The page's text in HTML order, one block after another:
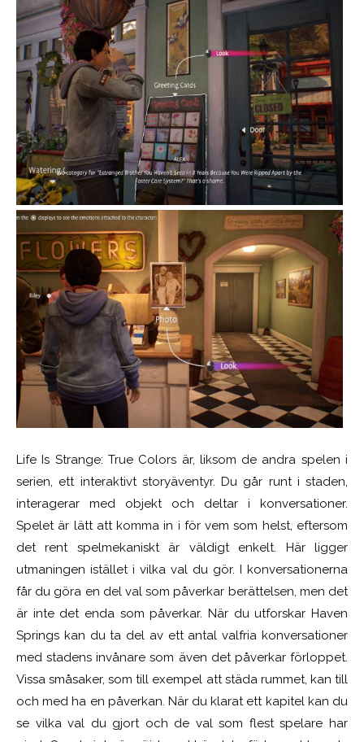
Life Is Strange: True Colors är, liksom de andra spelen i
serien, ett interaktivt storyäventyr. Du går runt i staden,
interagerar med objekt och deltar i konversationer.
Spelet är lätt att komma in i för vem som helst, eftersom
det rent spelmekaniskt är väldigt enkelt. Här ligger
utmaningen istället i vilka val du gör. I konversationerna
får du göra en del val som påverkar berättelsen, men det
är inte det enda som påverkar. När du utforskar Haven
Springs kan du ta del av ett antal valfria konversationer
med stadens invånare som även det påverkar förloppet.
Vissa småsaker, som till exempel att städa rummet, kan till
och med ha en påverkan. När du klarat ett kapitel kan du
se vilka val du gjort och de val som flest spelare har